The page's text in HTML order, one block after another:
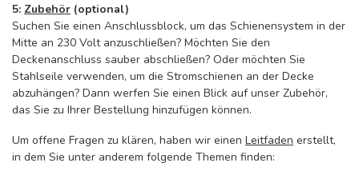
5: Zubehör (optional)
Suchen Sie einen Anschlussblock, um das Schienensystem in der
Mitte an 230 Volt anzuschließen? Möchten Sie den
Deckenanschluss sauber abschließen? Oder möchten Sie
Stahlseile verwenden, um die Stromschienen an der Decke
abzuhängen? Dann werfen Sie einen Blick auf unser Zubehör,
das Sie zu Ihrer Bestellung hinzufügen können.
Um offene Fragen zu klären, haben wir einen Leitfaden erstellt,
in dem Sie unter anderem folgende Themen finden: